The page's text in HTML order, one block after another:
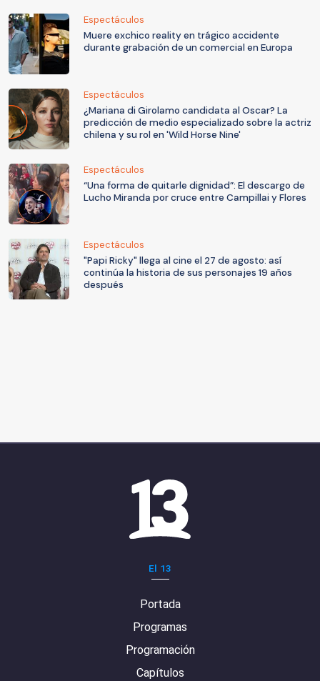
Espectáculos
Muere exchico reality en trágico accidente
durante grabación de un comercial en Europa
Espectáculos
¿Mariana di Girolamo candidata al Oscar? La
predicción de medio especializado sobre la actriz
chilena y su rol en 'Wild Horse Nine'
Espectáculos
“Una forma de quitarle dignidad”: El descargo de
Lucho Miranda por cruce entre Campillai y Flores
Espectáculos
"Papi Ricky" llega al cine el 27 de agosto: así
continúa la historia de sus personajes 19 años
después
El 13
Portada
Programas
Programación
Capítulos